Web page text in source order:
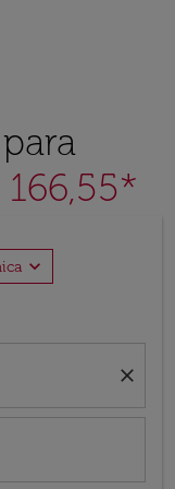
166,55*
expand_more
close